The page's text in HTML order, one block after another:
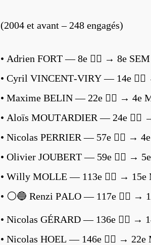
(2004 et avant – 248 engagés)
• Adrien FORT — 8e 🏃‍♂️ → 8e SEM
• Cyril VINCENT-VIRY — 14e
• Maxime BELIN — 22e 🏃‍♂️ → 4e
• Aloïs MOUTARDIER — 24e 🏃‍♂️
• Nicolas PERRIER — 57e 🏃‍♂️ →
• Olivier JOUBERT — 59e 🏃‍♂️ →
• Willy MOLLE — 113e 🏃‍♂️ → 15e
• ⚪️🔵 Renzi PALO — 117e 🏃‍♂️ →
• Nicolas GÉRARD — 136e 🏃‍♂️ →
• Nicolas HOEL — 146e 🏃‍♂️ → 22e